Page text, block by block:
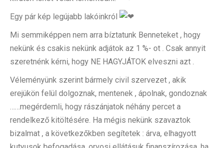
Egy pár kép legújabb lakóinkról
Mi semmiképpen nem arra bíztatunk Benneteket , hogy
nekünk és csakis nekünk adjátok az 1 %- ot . Csak annyit
szeretnénk kérni, hogy NE HAGYJÁTOK elveszni azt .
Véleményünk szerint bármely civil szervezet , akik
erejükön felül dolgoznak, mentenek , ápolnak, gondoznak
……megérdemli, hogy rászánjatok néhány percet a
rendelkező kitöltésére. Ha mégis nekünk szavaztok
bizalmat , a következőkben segítetek : árva, elhagyott